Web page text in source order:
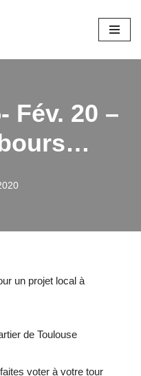
Fév. 20 –
un projet local à
de Toulouse
voter à votre tour